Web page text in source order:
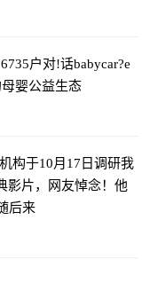
户对!话babycar?e
婴公益生态
构于10月17日调研我
影片，网友悼念！他
后来